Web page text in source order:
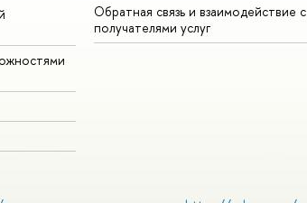
Обратная связь и взаимодействие с
получателями услуг